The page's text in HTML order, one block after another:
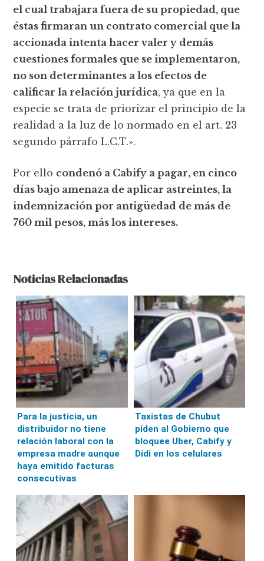
el cual trabajara fuera de su propiedad, que
éstas firmaran un contrato comercial que la
accionada intenta hacer valer y demás
cuestiones formales que se implementaron,
no son determinantes a los efectos de
calificar la relación jurídica, ya que en la
especie se trata de priorizar el principio de la
realidad a la luz de lo normado en el art. 23
segundo párrafo L.C.T.».
Por ello condenó a Cabify a pagar, en cinco
días bajo amenaza de aplicar astreintes, la
indemnización por antigüedad de más de
760 mil pesos, más los intereses.
Noticias Relacionadas
Para la justicia, un
distribuidor no tiene
relación laboral con la
empresa madre aunque
haya emitido facturas
consecutivas
Taxistas de Chubut
piden al Gobierno que
bloquee Uber, Cabify y
Didi en los celulares